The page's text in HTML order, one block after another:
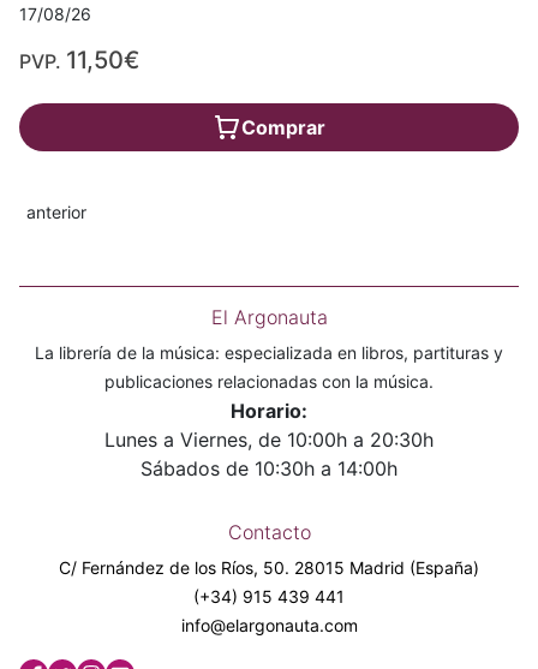
17/08/26
PVP. 11,50€
Comprar
anterior
El Argonauta
La librería de la música: especializada en libros, partituras y
publicaciones relacionadas con la música.
Horario:
Lunes a Viernes, de 10:00h a 20:30h
Sábados de 10:30h a 14:00h
Contacto
C/ Fernández de los Ríos, 50. 28015 Madrid (España)
(+34) 915 439 441
info@elargonauta.com